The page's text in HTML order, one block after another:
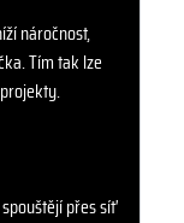
náročnost,
Tím tak lze
přes síť